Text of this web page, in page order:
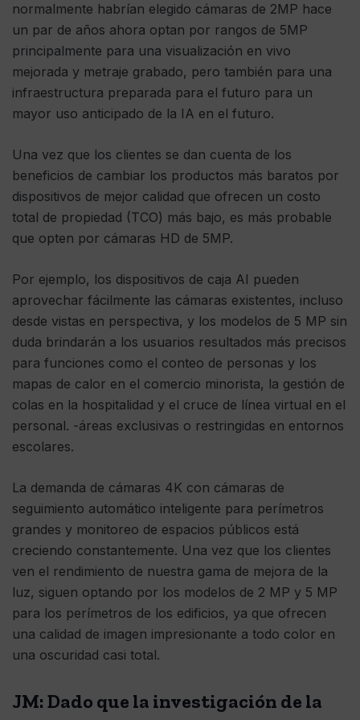
normalmente habrían elegido cámaras de 2MP hace
un par de años ahora optan por rangos de 5MP
principalmente para una visualización en vivo
mejorada y metraje grabado, pero también para una
infraestructura preparada para el futuro para un
mayor uso anticipado de la IA en el futuro.
Una vez que los clientes se dan cuenta de los
beneficios de cambiar los productos más baratos por
dispositivos de mejor calidad que ofrecen un costo
total de propiedad (TCO) más bajo, es más probable
que opten por cámaras HD de 5MP.
Por ejemplo, los dispositivos de caja AI pueden
aprovechar fácilmente las cámaras existentes, incluso
desde vistas en perspectiva, y los modelos de 5 MP sin
duda brindarán a los usuarios resultados más precisos
para funciones como el conteo de personas y los
mapas de calor en el comercio minorista, la gestión de
colas en la hospitalidad y el cruce de línea virtual en el
personal. -áreas exclusivas o restringidas en entornos
escolares.
La demanda de cámaras 4K con cámaras de
seguimiento automático inteligente para perímetros
grandes y monitoreo de espacios públicos está
creciendo constantemente. Una vez que los clientes
ven el rendimiento de nuestra gama de mejora de la
luz, siguen optando por los modelos de 2 MP y 5 MP
para los perímetros de los edificios, ya que ofrecen
una calidad de imagen impresionante a todo color en
una oscuridad casi total.
JM: Dado que la investigación de la